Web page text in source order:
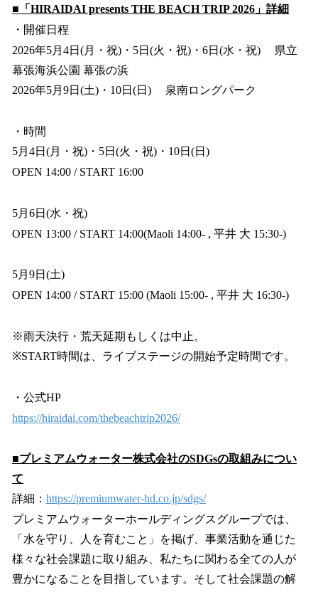
■「HIRAIDAI presents THE BEACH TRIP 2026」詳細
・開催日程
2026年5月4日(月・祝)・5日(火・祝)・6日(水・祝) 県立
幕張海浜公園 幕張の浜
2026年5月9日(土)・10日(日) 泉南ロングパーク
・時間
5月4日(月・祝)・5日(火・祝)・10日(日)
OPEN 14:00 / START 16:00
5月6日(水・祝)
OPEN 13:00 / START 14:00(Maoli 14:00- , 平井 大 15:30-)
5月9日(土)
OPEN 14:00 / START 15:00 (Maoli 15:00- , 平井 大 16:30-)
※雨天決行・荒天延期もしくは中止。
※START時間は、ライブステージの開始予定時間です。
・公式HP
https://hiraidai.com/thebeachtrip2026/
■プレミアムウォーター株式会社のSDGsの取組みについ
て
詳細： https://premiumwater-hd.co.jp/sdgs/
プレミアムウォーターホールディングスグループでは、
「水を守り、人を育むこと」を掲げ、事業活動を通じた
様々な社会課題に取り組み、私たちに関わる全ての人が
豊かになることを目指しています。そして社会課題の解